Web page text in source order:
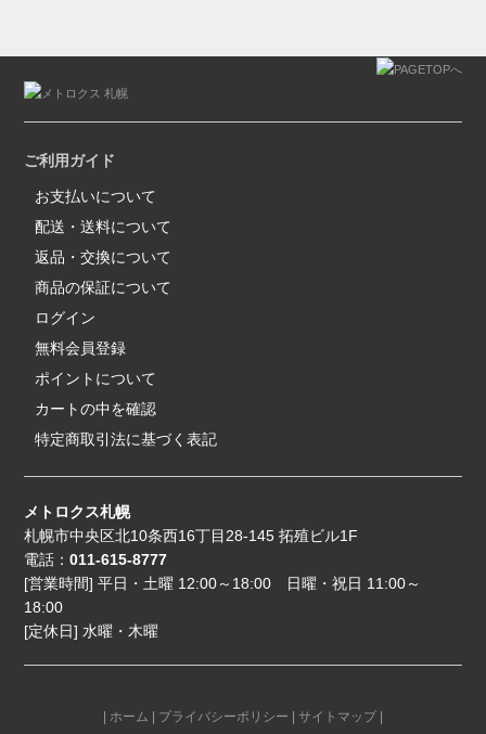
ご利用ガイド
お支払いについて
配送・送料について
返品・交換について
商品の保証について
ログイン
無料会員登録
ポイントについて
カートの中を確認
特定商取引法に基づく表記
メトロクス札幌
札幌市中央区北10条西16丁目28-145 拓殖ビル1F
電話：011-615-8777
[営業時間] 平日・土曜 12:00～18:00 日曜・祝日 11:00～
18:00
[定休日] 水曜・木曜
| ホーム | プライバシーポリシー | サイトマップ |